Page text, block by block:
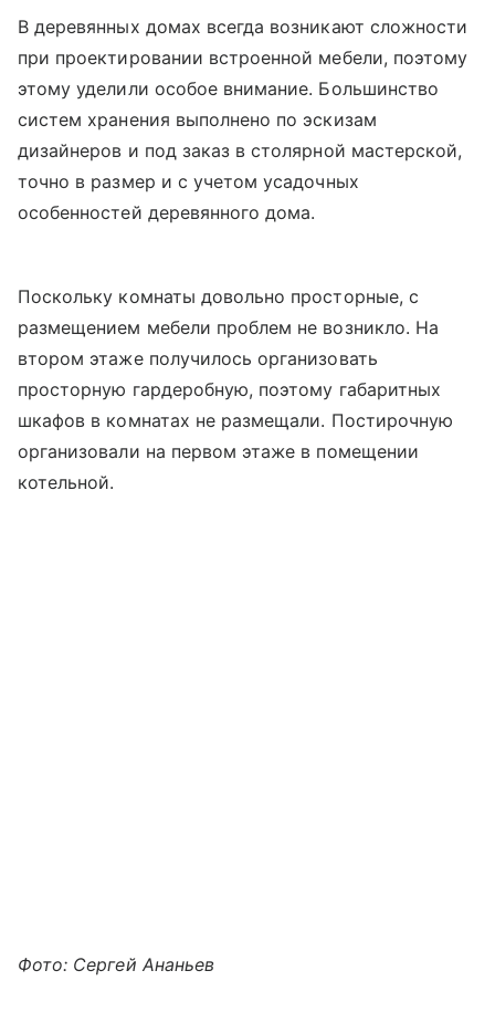
В деревянных домах всегда возникают сложности
при проектировании встроенной мебели, поэтому
этому уделили особое внимание. Большинство
систем хранения выполнено по эскизам
дизайнеров и под заказ в столярной мастерской,
точно в размер и с учетом усадочных
особенностей деревянного дома.
Поскольку комнаты довольно просторные, с
размещением мебели проблем не возникло. На
втором этаже получилось организовать
просторную гардеробную, поэтому габаритных
шкафов в комнатах не размещали. Постирочную
организовали на первом этаже в помещении
котельной.
Фото: Сергей Ананьев